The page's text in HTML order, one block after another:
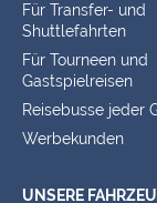
Für Transfer- und
Shuttlefahrten
Für Tourneen und
Gastspielreisen
Reisebusse jeder
Werbekunden
UNSERE